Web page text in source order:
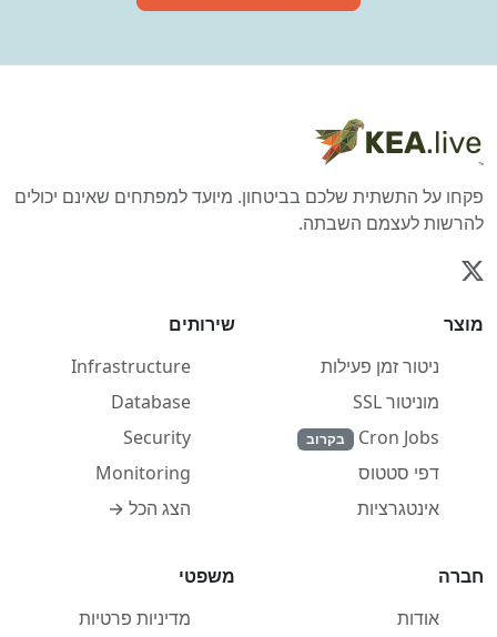
פקחו על התשתית שלכם בביטחון. מיועד למפתחים שאינם יכולים
להרשות לעצמם השבתה.
מוצר
ניטור זמן פעילות
מוניטור SSL
Cron Jobs
בקרוב
דפי סטטוס
אינטגרציות
שירותים
Infrastructure
Database
Security
Monitoring
הצג הכל →
חברה
אודות
משפטי
מדיניות פרטיות